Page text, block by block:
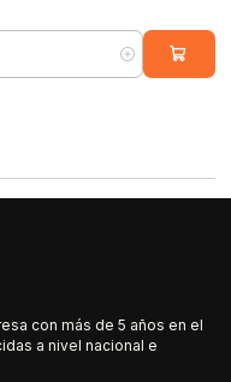
con más de 5 años en el
a nivel nacional e